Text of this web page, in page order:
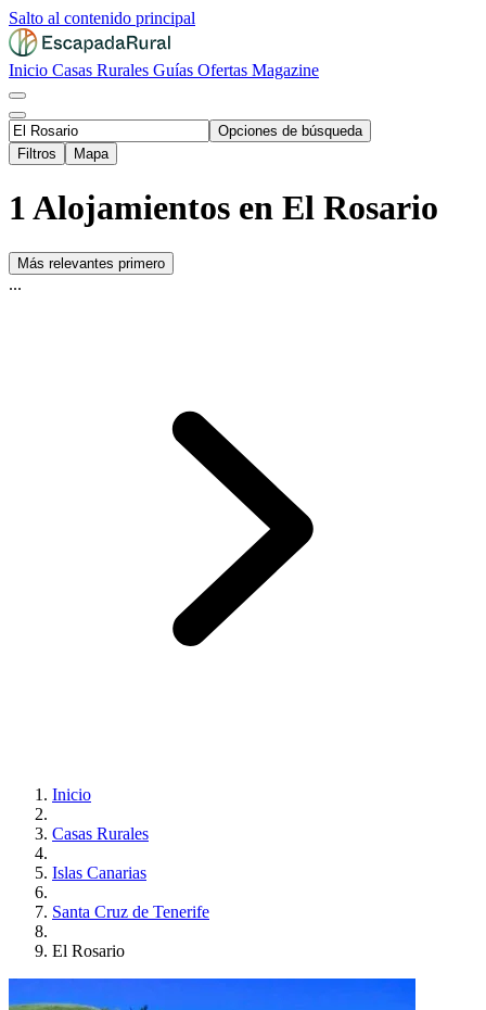
Salto al contenido principal
Inicio Casas Rurales Guías Ofertas Magazine
Opciones de búsqueda
Filtros
Mapa
1 Alojamientos en El Rosario
Más relevantes primero
...
Inicio
Casas Rurales
Islas Canarias
Santa Cruz de Tenerife
El Rosario